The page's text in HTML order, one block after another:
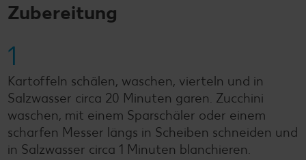
Zubereitung
1
Kartoffeln schälen, waschen, vierteln und in
Salzwasser circa 20 Minuten garen. Zucchini
waschen, mit einem Sparschäler oder einem
scharfen Messer längs in Scheiben schneiden und
in Salzwasser circa 1 Minuten blanchieren.